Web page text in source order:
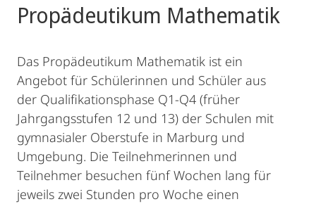
Propädeutikum Mathematik
Das Propädeutikum Mathematik ist ein
Angebot für Schülerinnen und Schüler aus
der Qualifikationsphase Q1-Q4 (früher
Jahrgangsstufen 12 und 13) der Schulen mit
gymnasialer Oberstufe in Marburg und
Umgebung. Die Teilnehmerinnen und
Teilnehmer besuchen fünf Wochen lang für
jeweils zwei Stunden pro Woche einen